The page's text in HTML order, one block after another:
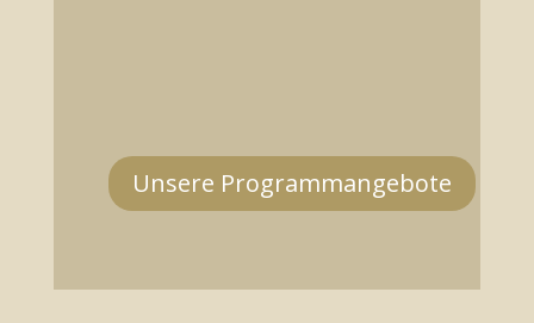
Unsere Programmangebote